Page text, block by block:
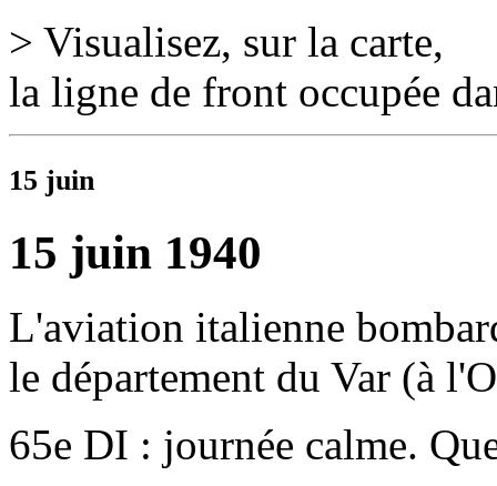
> Visualisez, sur la carte,
la ligne de front occupée
15 juin
15 juin 1940
L'aviation italienne
le département du Var (à
65e DI : journée calme.